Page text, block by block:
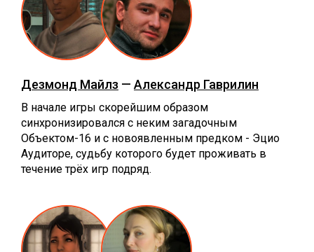
Дезмонд Майлз — Александр Гаврилин
В начале игры скорейшим образом
синхронизировался с неким загадочным
Объектом-16 и с новоявленным предком - Эцио
Аудиторе, судьбу которого будет проживать в
течение трёх игр подряд.